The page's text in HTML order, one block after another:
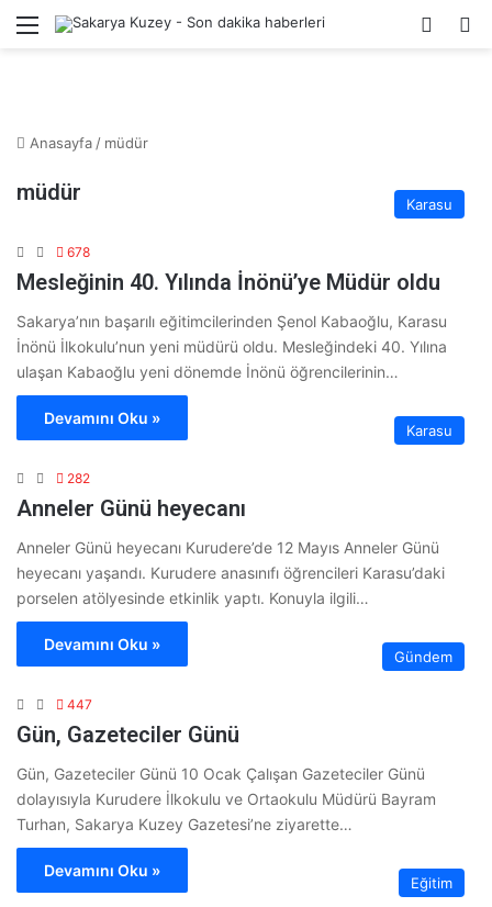
Menü Kayıt
Anasayfa / müdür
müdür Karasu
678
Mesleğinin 40. Yılında İnönü’ye Müdür oldu
Sakarya’nın başarılı eğitimcilerinden Şenol Kabaoğlu, Karasu
İnönü İlkokulu’nun yeni müdürü oldu. Mesleğindeki 40. Yılına
ulaşan Kabaoğlu yeni dönemde İnönü öğrencilerinin…
Devamını Oku »
Karasu
282
Anneler Günü heyecanı
Anneler Günü heyecanı Kurudere’de 12 Mayıs Anneler Günü
heyecanı yaşandı. Kurudere anasınıfı öğrencileri Karasu’daki
porselen atölyesinde etkinlik yaptı. Konuyla ilgili…
Devamını Oku »
Gündem
447
Gün, Gazeteciler Günü
Gün, Gazeteciler Günü 10 Ocak Çalışan Gazeteciler Günü
dolayısıyla Kurudere İlkokulu ve Ortaokulu Müdürü Bayram
Turhan, Sakarya Kuzey Gazetesi’ne ziyarette…
Devamını Oku »
Eğitim